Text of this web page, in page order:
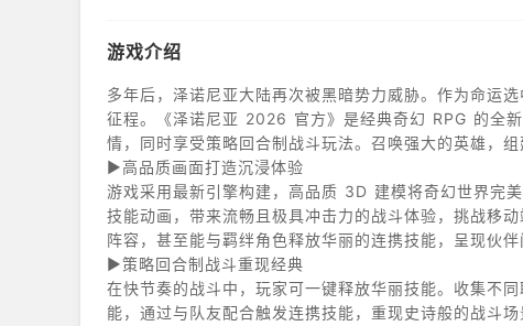
游戏介绍
多年后，泽诺尼亚大陆再次被黑暗势力威胁。作为命运
征程。《泽诺尼亚 2026 官方》是经典奇幻 RPG 的全
情，同时享受策略回合制战斗玩法。召唤强大的英雄，
▶高品质画面打造沉浸体验​
游戏采用最新引擎构建，高品质 3D 建模将奇幻世界完
技能动画，带来流畅且极具冲击力的战斗体验，挑战移
阵容，甚至能与羁绊角色释放华丽的连携技能，呈现伙伴
▶策略回合制战斗重现经典​
在快节奏的战斗中，玩家可一键释放华丽技能。收集不
能，通过与队友配合触发连携技能，重现史诗般的战斗